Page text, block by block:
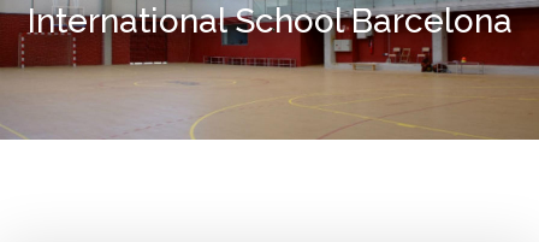
International School Barcelona